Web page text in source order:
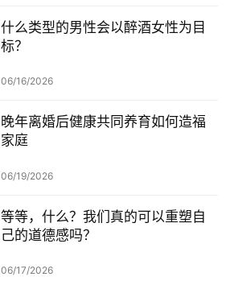
什么类型的男性会以醉酒女性为目
标？
06/16/2026
晚年离婚后健康共同养育如何造福
家庭
06/19/2026
等等，什么？我们真的可以重塑自
己的道德感吗？
06/17/2026